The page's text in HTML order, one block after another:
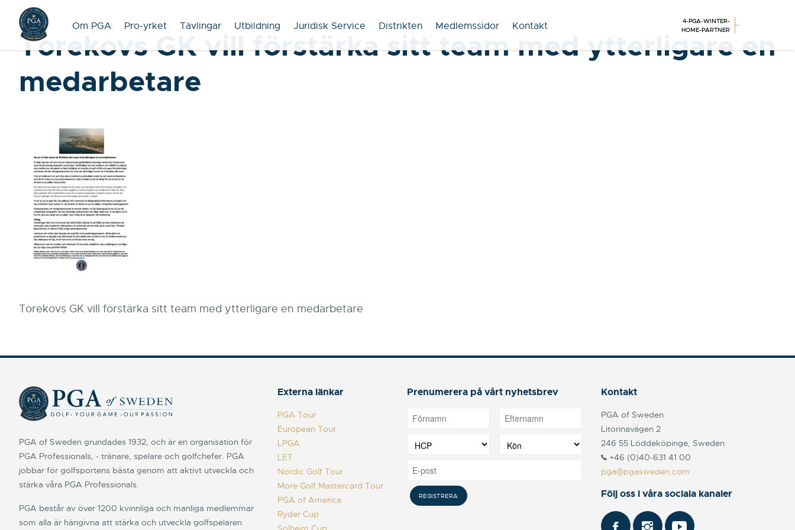
Om PGA Pro-yrket Tävlingar Utbildning Juridisk Service Distrikten Medlemssidor Kontakt
4-PGA-WINTER-
HOME-PARTNER
Torekovs GK vill förstärka sitt team med ytterligare en
medarbetare
Torekovs GK vill förstärka sitt team med ytterligare en medarbetare
PGA of Sweden grundades 1932, och är en organisation för
PGA Professionals, - tränare, spelare och golfchefer. PGA
jobbar för golfsportens bästa genom att aktivt utveckla och
stärka våra PGA Professionals.
PGA består av över 1200 kvinnliga och manliga medlemmar
som alla är hängivna att stärka och utveckla golfspelaren
Externa länkar
PGA Tour
European Tour
LPGA
LET
Nordic Golf Tour
More Golf Mastercard Tour
PGA of America
Ryder Cup
Prenumerera på vårt nyhetsbrev Kontakt
PGA of Sweden
Litorinavägen 2
246 55 Löddeköpinge, Sweden
+46 (0)40-631 41 00
pga@pgasweden.com
Följ oss i våra sociala kanaler